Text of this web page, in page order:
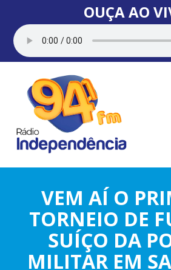
OUÇA AO
VEM AÍ O
TORNEIO DE
SUÍÇO DA
MILITAR EM